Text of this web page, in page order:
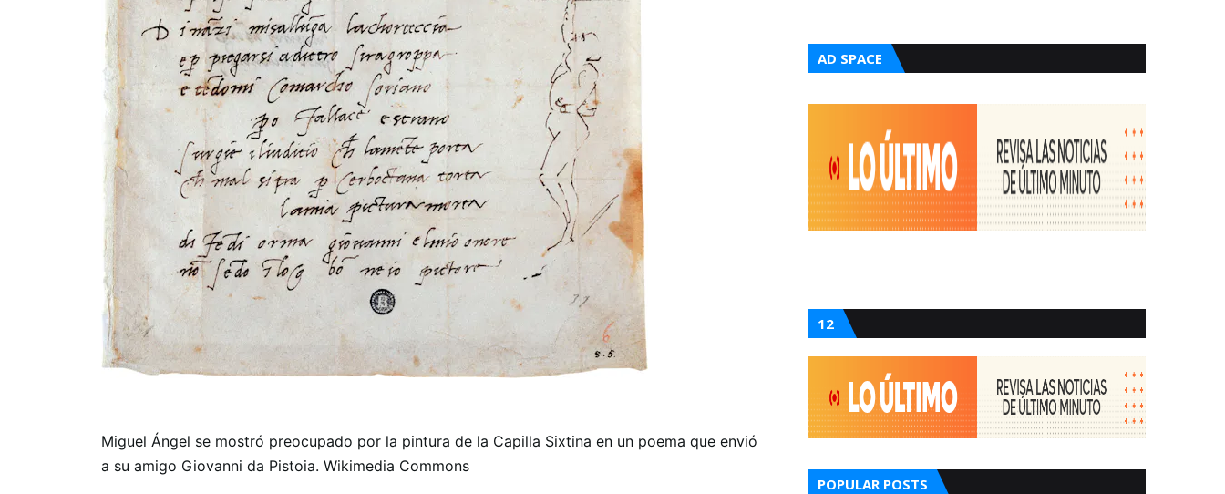
Miguel Ángel se mostró preocupado por la pintura de la Capilla Sixtina en un poema que envió
a su amigo Giovanni da Pistoia. Wikimedia Commons
AD SPACE
12
POPULAR POSTS